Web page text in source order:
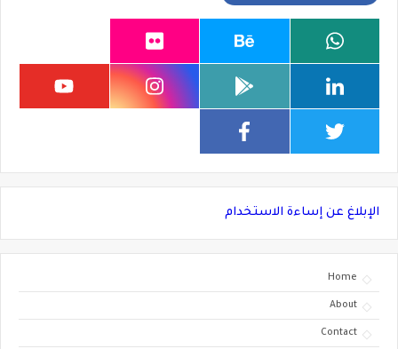
الإبلاغ عن إساءة الاستخدام
Home
About
Contact